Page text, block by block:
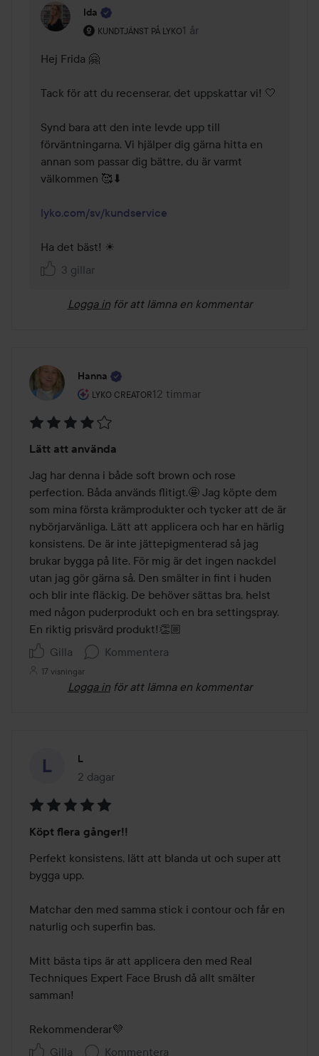
Ida
KUNDTJÄNST PÅ LYKO
Användarens roll: Kundtjänst på Lyko.
1 år
Kommentaren lades 1 år
Hej Frida 🤗
Tack för att du recenserar, det uppskattar vi! 🤍
Synd bara att den inte levde upp till
förväntningarna. Vi hjälper dig gärna hitta en
annan som passar dig bättre, du är varmt
välkommen 🥰⬇
lyko.com/sv/kundservice
Ha det bäst! ☀
3 gillar
Logga in för att lämna en kommentar
Hanna
LYKO CREATOR
Användarens roll: Lyko Creator.
12 timmar
Inlägget skapades 12 timmar
4
av
5
Lätt att använda
Jag har denna i både soft brown och rose
perfection. Båda används flitigt.🤩 Jag köpte dem
som mina första krämprodukter och tycker att de är
nybörjarvänliga. Lätt att applicera och har en härlig
konsistens. De är inte jättepigmenterad så jag
brukar bygga på lite. För mig är det ingen nackdel
utan jag gör gärna så. Den smälter in fint i huden
och blir inte fläckig. De behöver sättas bra, helst
med någon puderprodukt och en bra settingspray.
En riktig prisvärd produkt!👏🏼
Gilla
Kommentera
17 visningar
Logga in för att lämna en kommentar
L
2 dagar
Inlägget skapades 2 dagar
5
av
5
Köpt flera gånger!!
Perfekt konsistens, lätt att blanda ut och super att
bygga upp.
Matchar den med samma stick i contour och får en
naturlig och superfin bas.
Mitt bästa tips är att applicera den med Real
Techniques Expert Face Brush då allt smälter
samman!
Rekommenderar💜
Gilla
Kommentera